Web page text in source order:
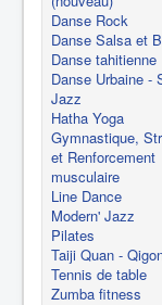
Danse Rock
Danse Salsa et
Danse tahitienne
Danse Urbaine -
Jazz
Hatha Yoga
Gymnastique,
et Renforcement
musculaire
Line Dance
Modern' Jazz
Pilates
Taiji Quan -
Tennis de table
Zumba fitness